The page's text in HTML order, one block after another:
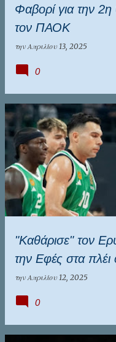
Φαβορί για την
τον ΠΑΟΚ
την Απριλίου 13, 2025
0
"Καθάρισε" τον
την Εφές στα
την Απριλίου 12, 2025
0